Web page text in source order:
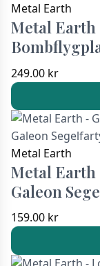
Metal Earth
Metal
249.00 kr
Metal Earth
Metal Earth
Galeon
159.00 kr